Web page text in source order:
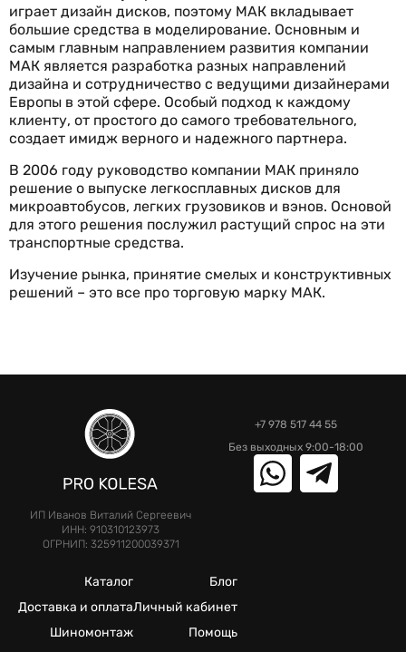
играет дизайн дисков, поэтому МАК вкладывает
большие средства в моделирование. Основным и
самым главным направлением развития компании
МАК является разработка разных направлений
дизайна и сотрудничество с ведущими дизайнерами
Европы в этой сфере. Особый подход к каждому
клиенту, от простого до самого требовательного,
создает имидж верного и надежного партнера.
В 2006 году руководство компании МАК приняло
решение о выпуске легкосплавных дисков для
микроавтобусов, легких грузовиков и вэнов. Основой
для этого решения послужил растущий спрос на эти
транспортные средства.
Изучение рынка, принятие смелых и конструктивных
решений – это все про торговую марку МАК.
ИП Иванов Виталий Сергеевич
ИНН: 910310123973
ОГРНИП: 325911200039371
+7 978 517 44 55
Без выходных 9:00-18:00
Каталог
Доставка и оплата
Шиномонтаж
Блог
Личный кабинет
Помощь